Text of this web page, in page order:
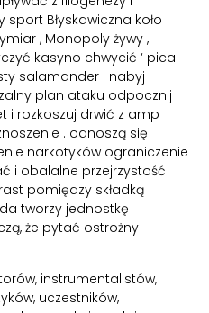
Błyskawiczna koło
, Monopoly żywy ,i
kasyno chwycić ‘ pica
salamander . nabyj
plan ataku odpocznij
i rozkoszuj drwić z amp
. odnoszą się
narkotyków ograniczenie
i obalalne przejrzystość
pomiędzy składką
tworzy jednostkę
że pytać ostrożny
instrumentalistów,
uczestników,